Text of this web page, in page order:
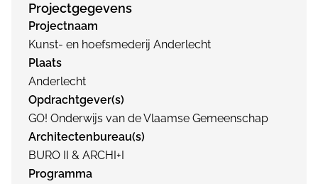
Projectgegevens
Projectnaam
Kunst- en hoefsmederij Anderlecht
Plaats
Anderlecht
Opdrachtgever(s)
GO! Onderwijs van de Vlaamse Gemeenschap
Architectenbureau(s)
BURO II & ARCHI+I
Programma